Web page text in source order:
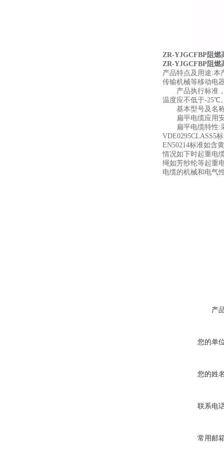
ZR-YJGCFBP阻燃
ZR-YJGCFBP阻燃
产品特点及用途:本
传输机械等移动电
产品执行标准，
温度应不低于-25℃
基本型号及名称
扁平电缆应用安
扁平电缆特性:采
VDE0295CLASS5
EN50214标准如含
情况如下时起重电
绳如芳纱纶等起重
电缆的机械和电气
产
您的单
您的姓
联系电
常用邮